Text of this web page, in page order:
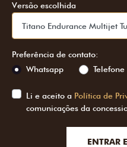
Versão escolhida
Preferência de contato:
Whatsapp
Telefone
Li e aceito a Política de
comunicações da
ENTRAR